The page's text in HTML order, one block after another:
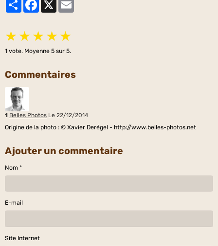
★ ★ ★ ★ ★
1 vote. Moyenne 5 sur 5.
Commentaires
1 Belles Photos Le 22/12/2014
Origine de la photo : © Xavier Derégel - http://www.belles-photos.net
Ajouter un commentaire
Nom
E-mail
Site Internet